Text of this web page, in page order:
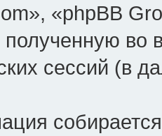
«phpBB
во
сессий (в